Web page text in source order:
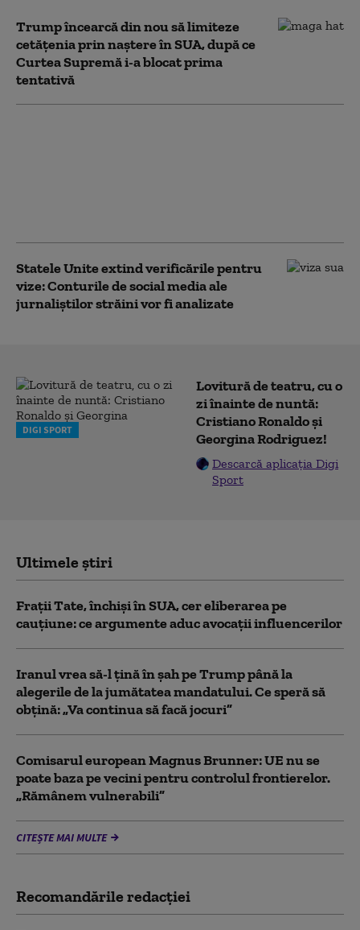
Trump încearcă din nou să limiteze
cetățenia prin naștere în SUA, după ce
Curtea Supremă i-a blocat prima
tentativă
Statele Unite extind verificările pentru
vize: Conturile de social media ale
jurnaliștilor străini vor fi analizate
DIGI SPORT
Lovitură de teatru, cu o
zi înainte de nuntă:
Cristiano Ronaldo și
Georgina Rodriguez!
Descarcă aplicația Digi
Sport
Ultimele știri
Frații Tate, închiși în SUA, cer eliberarea pe
cauțiune: ce argumente aduc avocații influencerilor
Iranul vrea să-l țină în șah pe Trump până la
alegerile de la jumătatea mandatului. Ce speră să
obțină: „Va continua să facă jocuri”
Comisarul european Magnus Brunner: UE nu se
poate baza pe vecini pentru controlul frontierelor.
„Rămânem vulnerabili”
CITEȘTE MAI MULTE
Recomandările redacţiei